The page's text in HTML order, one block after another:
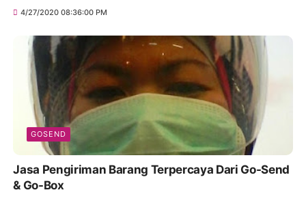
4/27/2020 08:36:00 PM
GOSEND
Jasa Pengiriman Barang Terpercaya Dari Go-Send
& Go-Box